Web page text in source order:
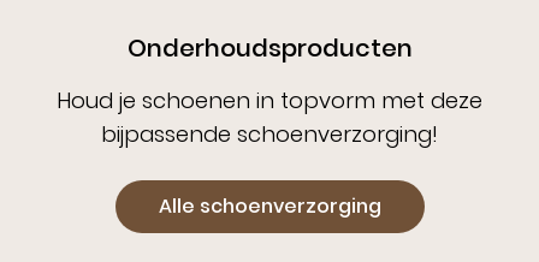
Onderhoudsproducten
Houd je schoenen in topvorm met deze
bijpassende schoenverzorging!
Alle schoenverzorging